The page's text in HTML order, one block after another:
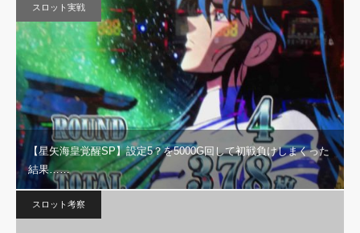
スロット実戦
【星矢海皇覚醒SP】設定5？を5000G回して初戦負けしまくった
結果……
スロット考察